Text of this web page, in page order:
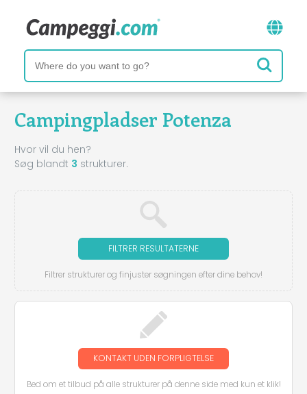
Campingpladser Potenza
Hvor vil du hen?
Søg blandt 3 strukturer.
FILTRER RESULTATERNE
Filtrer strukturer og finjuster søgningen efter dine behov!
KONTAKT UDEN FORPLIGTELSE
Bed om et tilbud på alle strukturer på denne side med kun et klik!